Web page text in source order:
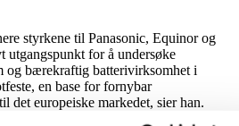
styrkene til Panasonic, Equinor og
utgangspunkt for å undersøke
og bærekraftig batterivirksomhet i
en base for fornybar
det europeiske markedet, sier han.